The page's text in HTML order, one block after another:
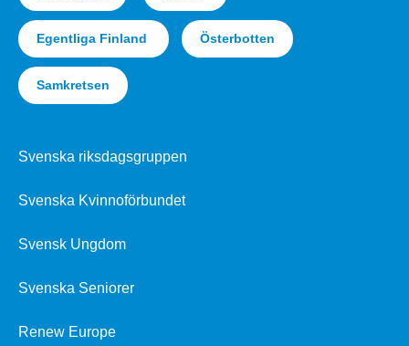
Egentliga Finland Österbotten
Samkretsen
Svenska riksdagsgruppen
Svenska Kvinnoförbundet
Svensk Ungdom
Svenska Seniorer
Renew Europe